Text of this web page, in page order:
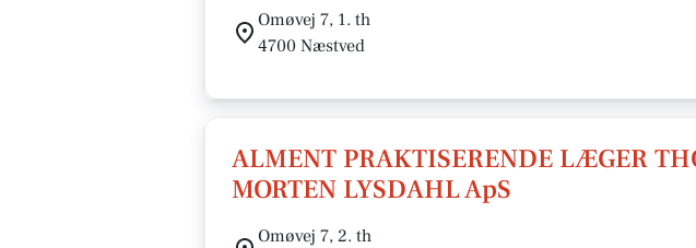
Omøvej 7, 1. th
4700 Næstved
ALMENT PRAKTISERENDE LÆGER
MORTEN LYSDAHL ApS
Omøvej 7, 2. th